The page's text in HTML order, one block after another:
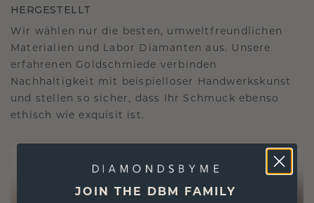
HERGESTELLT
Wir wählen nur die besten, umweltfreundlichen
Materialien und Labor Diamanten aus. Unsere
erfahrenen Goldschmiede verbinden
Nachhaltigkeit mit beispielloser Handwerkskunst
und stellen so sicher, dass Ihr Schmuck ebenso
ethisch wie exquisit ist.
JOIN THE DBM FAMILY